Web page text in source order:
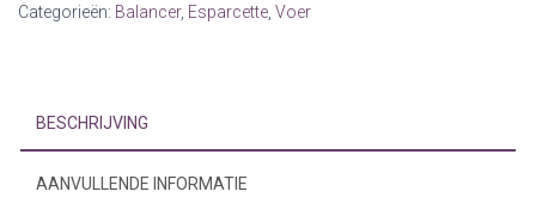
15kg
Categorieën: Balancer, Esparcette Voer
BESCHRIJVING
AANVULLENDE INFORMATIE